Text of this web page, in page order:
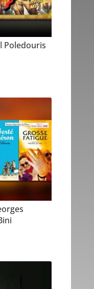
Poledouris